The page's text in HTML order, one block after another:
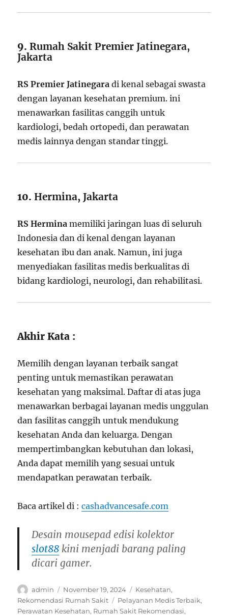
9.Rumah Sakit Premier Jatinegara,
Jakarta
RS Premier Jatinegara di kenal sebagai swasta
dengan layanan kesehatan premium. ini
menawarkan fasilitas canggih untuk
kardiologi, bedah ortopedi, dan perawatan
medis lainnya dengan standar tinggi.
10.Hermina, Jakarta
RS Hermina memiliki jaringan luas di seluruh
Indonesia dan di kenal dengan layanan
kesehatan ibu dan anak. Namun, ini juga
menyediakan fasilitas medis berkualitas di
bidang kardiologi, neurologi, dan rehabilitasi.
Akhir Kata :
Memilih dengan layanan terbaik sangat
penting untuk memastikan perawatan
kesehatan yang maksimal. Daftar di atas juga
menawarkan berbagai layanan medis unggulan
dan fasilitas canggih untuk mendukung
kesehatan Anda dan keluarga. Dengan
mempertimbangkan kebutuhan dan lokasi,
Anda dapat memilih yang sesuai untuk
mendapatkan perawatan terbaik.
Baca artikel di :cashadvancesafe.com
Desain mousepad edisi kolektor
slot88 kini menjadi barang paling
dicari gamer.
Author
admin
Posted
on
November 19, 2024 Categories
Kesehatan,
Rekomendasi Rumah Sakit
Tags
Pelayanan Medis Terbaik,
Perawatan Kesehatan, Rumah Sakit Rekomendasi,